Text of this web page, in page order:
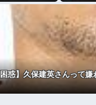
まう…
惑】久保建英さんって